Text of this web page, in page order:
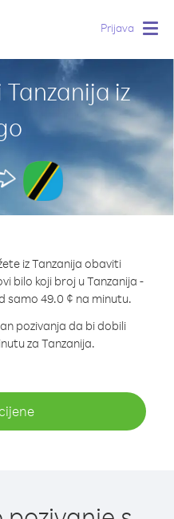
Prijava
iz
iz Tanzanija obaviti
bilo koji broj u Tanzanija -
samo 49.0 ¢ na minutu.
pozivanja da bi dobili
za Tanzanija.